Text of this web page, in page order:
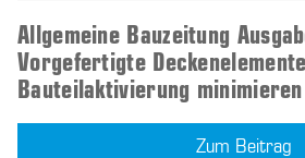
Allgemeine Bauzeitung
Vorgefertigte
Bauteilaktivierung
Zum Beitrag